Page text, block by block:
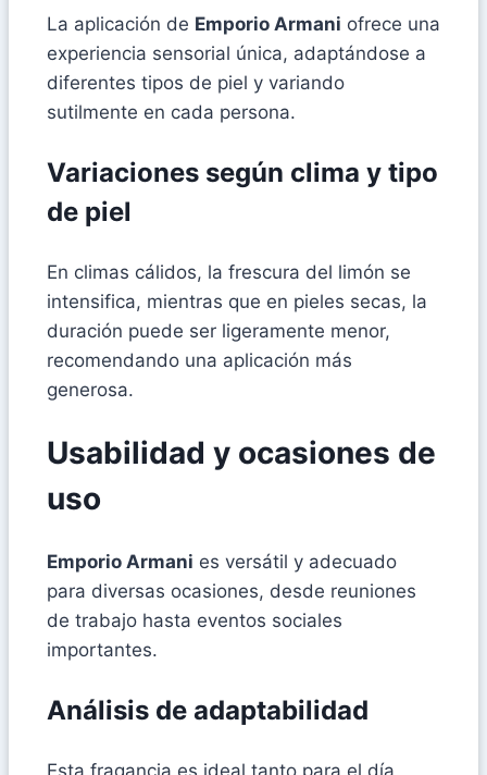
La aplicación de Emporio Armani ofrece una
experiencia sensorial única, adaptándose a
diferentes tipos de piel y variando
sutilmente en cada persona.
Variaciones según clima y tipo
de piel
En climas cálidos, la frescura del limón se
intensifica, mientras que en pieles secas, la
duración puede ser ligeramente menor,
recomendando una aplicación más
generosa.
Usabilidad y ocasiones de
uso
Emporio Armani es versátil y adecuado
para diversas ocasiones, desde reuniones
de trabajo hasta eventos sociales
importantes.
Análisis de adaptabilidad
Esta fragancia es ideal tanto para el día